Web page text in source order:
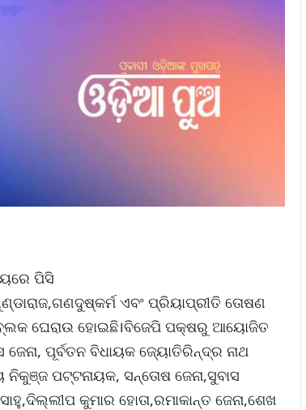
ପିସି
ଏବଂ ପ୍ରିୟାପ୍ରୀତି ତୋଷଣ
ଘେରାଉ ହୋଇଛି।ବିଜେପି ପକ୍ଷରୁ ଆୟୋଜିତ
ପୂର୍ବତନ ବିଧାୟକ ଜ୍ୟୋତିରିନ୍ଦ୍ର ନାଥ
ପଟ୍ଟନାୟକ, ସନ୍ତୋଷ ଜେନା,ସୁବାସ
କୁମାର ହୋତା,ରମାକାନ୍ତ ଜେନା,ଶେଖ